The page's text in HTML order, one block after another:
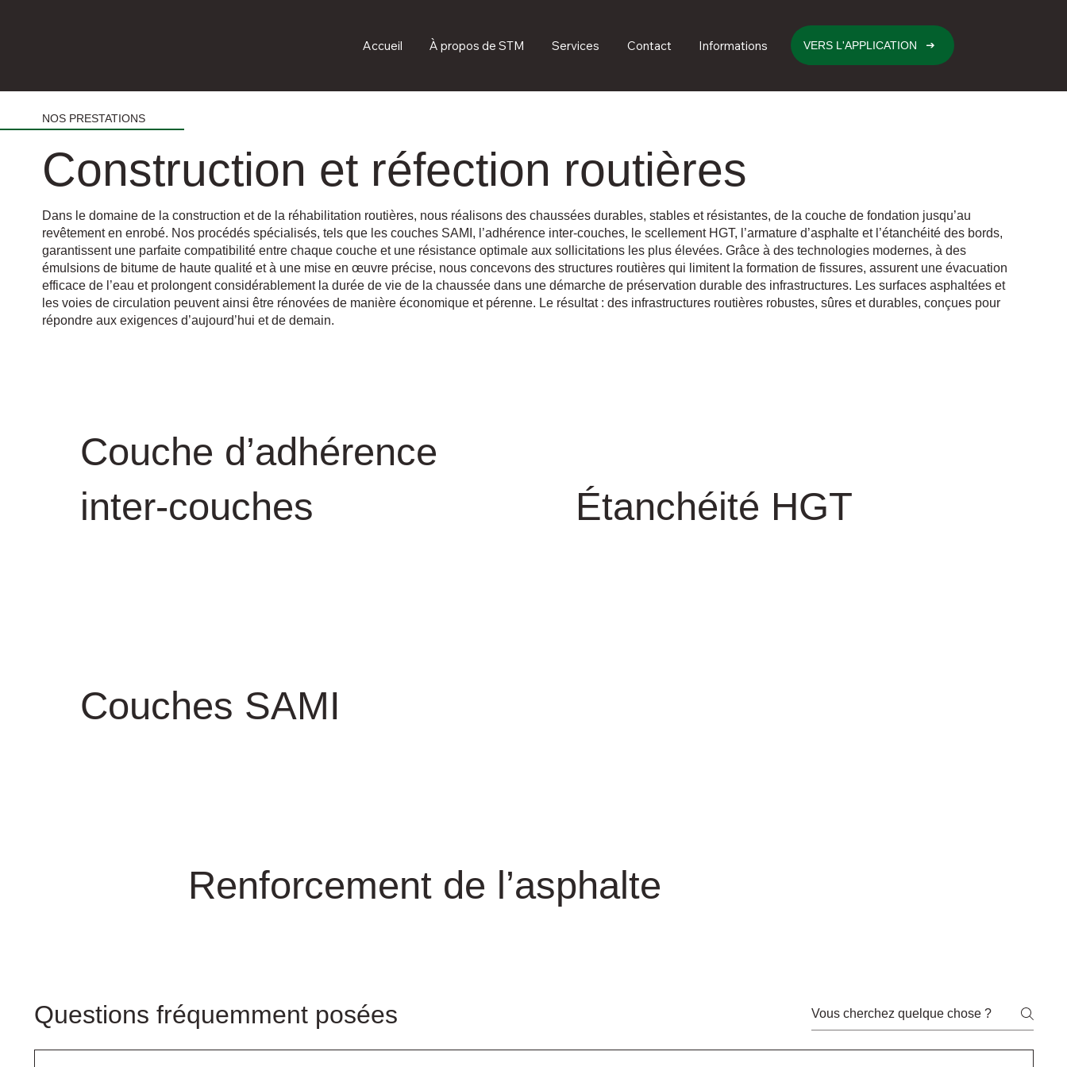
Accueil À propos de STM Services Contact Informations VERS L'APPLICATION
NOS PRESTATIONS
Construction et réfection routières
Dans le domaine de la construction et de la réhabilitation routières, nous réalisons des chaussées durables, stables et résistantes, de la couche de fondation jusqu’au
revêtement en enrobé. Nos procédés spécialisés, tels que les couches SAMI, l’adhérence inter-couches, le scellement HGT, l’armature d’asphalte et l’étanchéité des bords,
garantissent une parfaite compatibilité entre chaque couche et une résistance optimale aux sollicitations les plus élevées. Grâce à des technologies modernes, à des
émulsions de bitume de haute qualité et à une mise en œuvre précise, nous concevons des structures routières qui limitent la formation de fissures, assurent une évacuation
efficace de l’eau et prolongent considérablement la durée de vie de la chaussée dans une démarche de préservation durable des infrastructures. Les surfaces asphaltées et
les voies de circulation peuvent ainsi être rénovées de manière économique et pérenne. Le résultat : des infrastructures routières robustes, sûres et durables, conçues pour
répondre aux exigences d’aujourd’hui et de demain.
Couche d’adhérence
inter-couches
Étanchéité HGT
Couches SAMI
Renforcement de l’asphalte
Questions fréquemment posées